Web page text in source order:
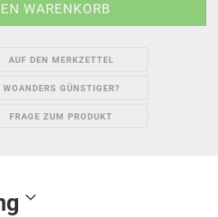
AUF DEN MERKZETTEL
WOANDERS GÜNSTIGER?
FRAGE ZUM PRODUKT